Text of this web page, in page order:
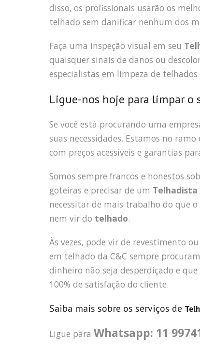
disso, os profissionais usarão os
telhado sem danificar nenhum dos
Faça uma inspeção visual em seu
quaisquer sinais de danos ou
especialistas em limpeza de
Ligue-nos hoje para limpar o
Se você está procurando uma
suas necessidades. Estamos no
com preços acessíveis e garantias
Somos sempre francos e honestos
goteiras e precisar de um Telhadista
necessitar de mais trabalho do que o
nem vir do telhado.
Às vezes, pode vir de revestimento
em telhado da C&C sempre
dinheiro não seja desperdiçado e
100% de satisfação do cliente.
Saiba mais sobre os serviços de
Ligue para Whatsapp: 11